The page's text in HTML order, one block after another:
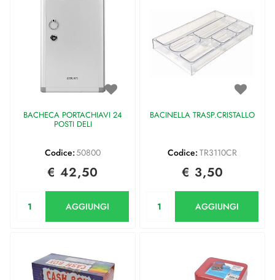
BACHECA PORTACHIAVI 24
POSTI DELI
Codice:50800
€ 42,50
AGGIUNGI
BACINELLA TRASP.CRISTALLO
Codice: TR3110CR
€ 3,50
AGGIUNGI